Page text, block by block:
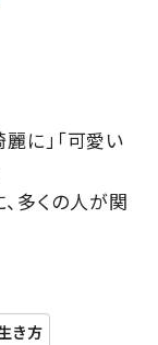
に」「可愛い
多くの人が関
き方